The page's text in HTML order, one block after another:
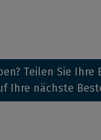
Teilen Sie
Ihre nächste